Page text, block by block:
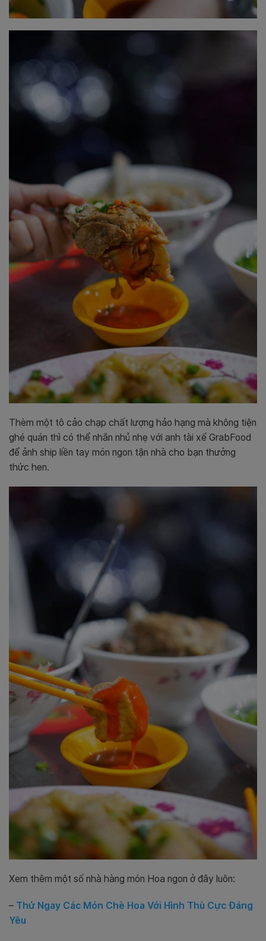
Thèm một tô cảo chạp chất lượng hảo hạng mà không tiện
ghé quán thì có thể nhắn nhủ nhẹ với anh tài xế GrabFood
để ảnh ship liền tay món ngon tận nhà cho bạn thưởng
thức hen.
Xem thêm một số nhà hàng món Hoa ngon ở đây luôn:
– Thử Ngay Các Món Chè Hoa Với Hình Thù Cực Đáng
Yêu